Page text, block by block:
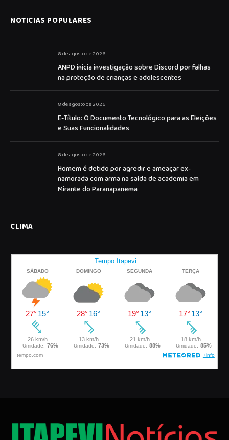
NOTICIAS POPULARES
8 de agosto de 2026
ANPD inicia investigação sobre Discord por falhas
na proteção de crianças e adolescentes
8 de agosto de 2026
E-Título: O Documento Tecnológico para as Eleições
e Suas Funcionalidades
8 de agosto de 2026
Homem é detido por agredir e ameaçar ex-
namorada com arma na saída de academia em
Mirante do Paranapanema
CLIMA